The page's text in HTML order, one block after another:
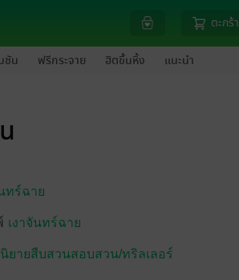
ตะกร้า
ชัน ฟรีกระจาย ฮิตขึ้นหิ้ง แนะนำ
ทร์ฉาย
เงาจันทร์ฉาย
นิยายสืบสวนสอบสวน/ทริลเลอร์